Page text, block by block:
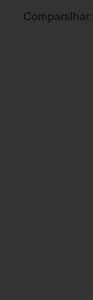
Compartilhar: